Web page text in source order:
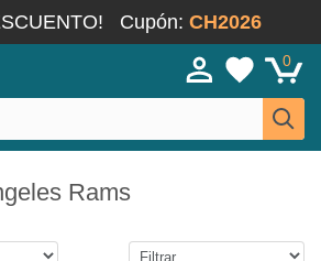
Cupón: CH2026
0
Rams